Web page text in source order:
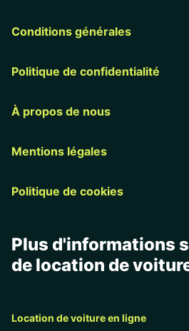
Conditions générales
Politique de confidentialité
À propos de nous
Mentions légales
Politique de cookies
Plus d'informations
de location de
Location de voiture en ligne